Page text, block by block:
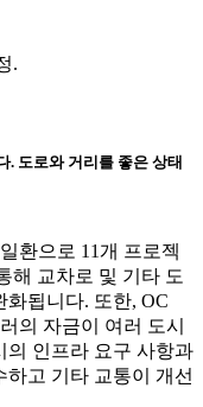
.
. 도로와 거리를 좋은 상태
환으로 11개 프로젝
해 교차로 및 기타 도
화됩니다. 또한, OC
의 자금이 여러 도시
의 인프라 요구 사항과
고 기타 교통이 개선